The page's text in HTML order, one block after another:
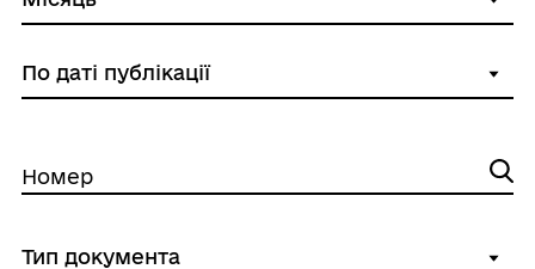
Номер